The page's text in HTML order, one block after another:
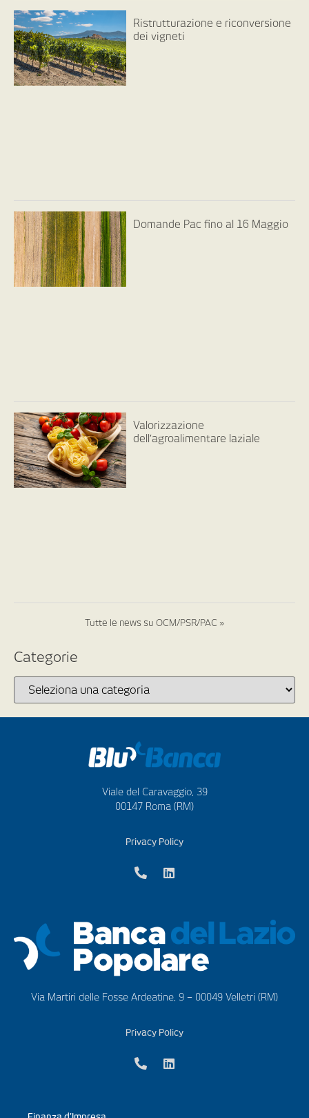
Ristrutturazione e riconversione
dei vigneti
Domande Pac fino al 16 Maggio
Valorizzazione
dell’agroalimentare laziale
Tutte le news su OCM/PSR/PAC »
Categorie
Viale del Caravaggio, 39
00147 Roma (RM)
Privacy Policy
Via Martiri delle Fosse Ardeatine, 9 – 00049 Velletri (RM)
Privacy Policy